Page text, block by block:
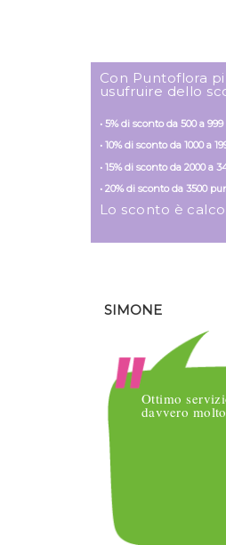
Con Puntoflora
usufruire dello
• 5% di sconto da 500 a
• 10% di sconto da 1000 a
• 15% di sconto da 2000 a
• 20% di sconto da 3500
Lo sconto è
SIMONE
Ottimo
davvero